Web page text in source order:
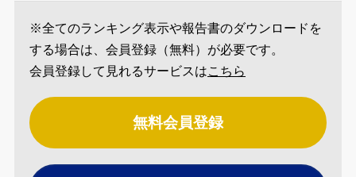
※全てのランキング表示や報告書のダウンロードを
する場合は、会員登録（無料）が必要です。
会員登録して見れるサービスはこちら
無料会員登録